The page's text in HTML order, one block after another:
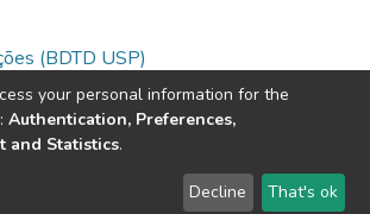
(BDTD USP)
copyright © 2002-2026 LYRASIS
your personal information for the
Authentication, Preferences,
and Statistics.
Decline That's ok